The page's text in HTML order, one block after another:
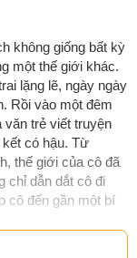
không giống bất kỳ
một thế giới khác.
lặng lẽ, ngày ngày
Rồi vào một đêm
văn trẻ viết truyện
có hậu. Từ
thế giới của cô đã
chỉ dẫn dắt cô đi
cô đến gần một bí